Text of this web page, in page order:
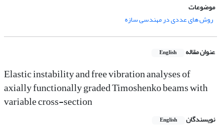
موضوعات
روش های عددی در مهندسی سازه
عنوان مقاله English
Elastic instability and free vibration analyses of
axially functionally graded Timoshenko beams with
variable cross-section
نویسندگان English